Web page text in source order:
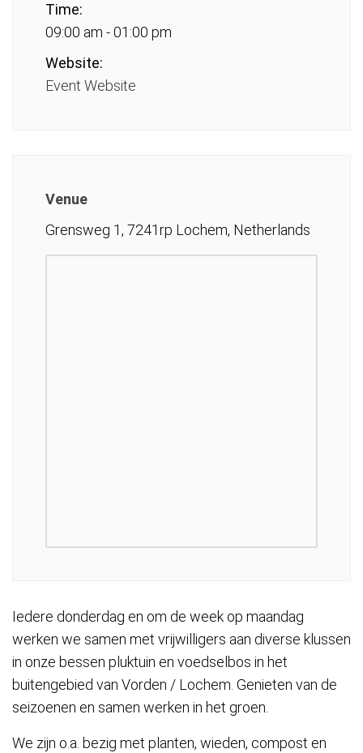
Time:
09:00 am - 01:00 pm
Website:
Event Website
Venue
Grensweg 1, 7241rp Lochem, Netherlands
Iedere donderdag en om de week op maandag
werken we samen met vrijwilligers aan diverse klussen
in onze bessen pluktuin en voedselbos in het
buitengebied van Vorden / Lochem. Genieten van de
seizoenen en samen werken in het groen.
We zijn o.a. bezig met planten, wieden, compost en